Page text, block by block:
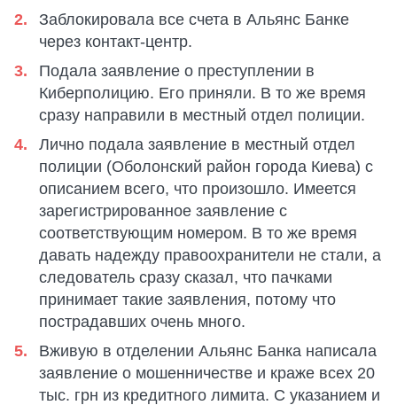
Заблокировала все счета в Альянс Банке
через контакт-центр.
Подала заявление о преступлении в
Киберполицию. Его приняли. В то же время
сразу направили в местный отдел полиции.
Лично подала заявление в местный отдел
полиции (Оболонский район города Киева) с
описанием всего, что произошло. Имеется
зарегистрированное заявление с
соответствующим номером. В то же время
давать надежду правоохранители не стали, а
следователь сразу сказал, что пачками
принимает такие заявления, потому что
пострадавших очень много.
Вживую в отделении Альянс Банка написала
заявление о мошенничестве и краже всех 20
тыс. грн из кредитного лимита. С указанием и